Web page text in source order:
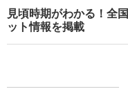
見頃時期がわかる！全
ット情報を掲載